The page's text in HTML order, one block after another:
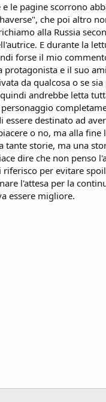
le pagine scorrono
che poi altro
alla Russia
E durante la
forse il mio
e il suo
da qualcosa o se
andrebbe letta
destinato ad
o no, ma alla
tante storie, ma una
dire che non penso
per evitare
l'attesa per la
essere migliore.